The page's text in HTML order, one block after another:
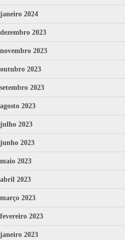
janeiro 2024
dezembro 2023
novembro 2023
outubro 2023
setembro 2023
agosto 2023
julho 2023
junho 2023
maio 2023
abril 2023
março 2023
fevereiro 2023
janeiro 2023